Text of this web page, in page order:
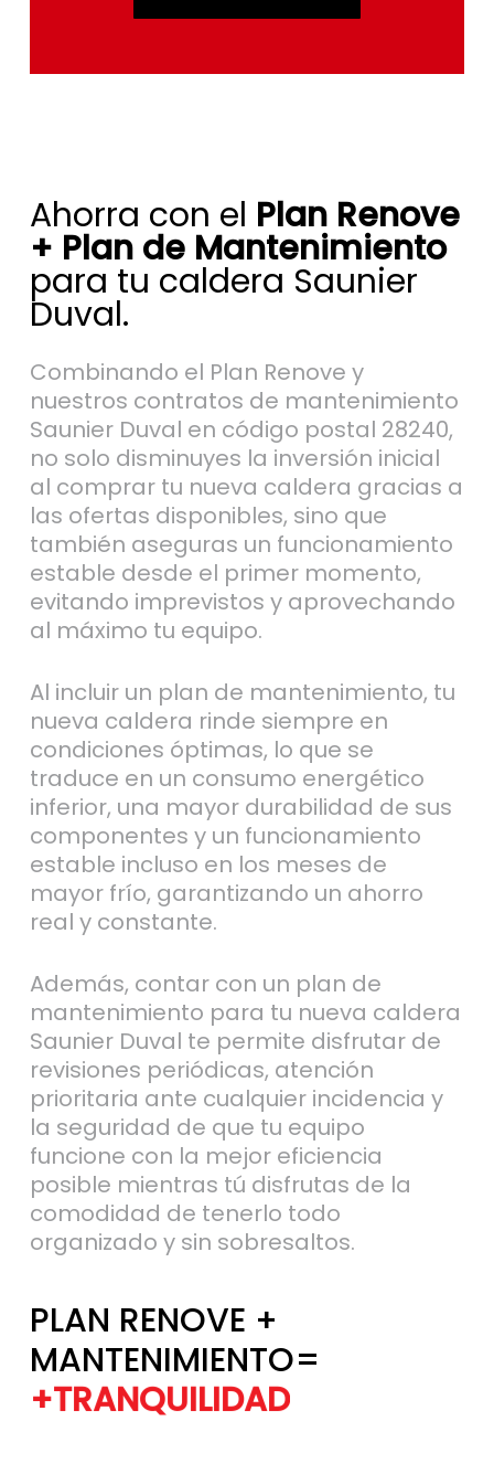
+ Plan de Mantenimiento
para tu caldera Saunier
Duval.
Combinando el Plan Renove y
nuestros contratos de mantenimiento
Saunier Duval en código postal 28240,
no solo disminuyes la inversión inicial
al comprar tu nueva caldera gracias a
las ofertas disponibles, sino que
también aseguras un funcionamiento
estable desde el primer momento,
evitando imprevistos y aprovechando
al máximo tu equipo.
Al incluir un plan de mantenimiento, tu
nueva caldera rinde siempre en
condiciones óptimas, lo que se
traduce en un consumo energético
inferior, una mayor durabilidad de sus
componentes y un funcionamiento
estable incluso en los meses de
mayor frío, garantizando un ahorro
real y constante.
Además, contar con un plan de
mantenimiento para tu nueva caldera
Saunier Duval te permite disfrutar de
revisiones periódicas, atención
prioritaria ante cualquier incidencia y
la seguridad de que tu equipo
funcione con la mejor eficiencia
posible mientras tú disfrutas de la
comodidad de tenerlo todo
organizado y sin sobresaltos.
MANTENIMIENTO=
+TRANQUILIDAD
+EFICIENCIA